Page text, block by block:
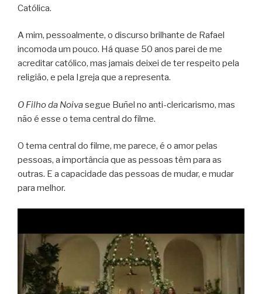
Católica.
A mim, pessoalmente, o discurso brilhante de Rafael
incomoda um pouco. Há quase 50 anos parei de me
acreditar católico, mas jamais deixei de ter respeito pela
religião, e pela Igreja que a representa.
O Filho da Noivasegue Buñel no anti-clericarismo, mas
não é esse o tema central do filme.
O tema central do filme, me parece, é o amor pelas
pessoas, a importância que as pessoas têm para as
outras. E a capacidade das pessoas de mudar, e mudar
para melhor.